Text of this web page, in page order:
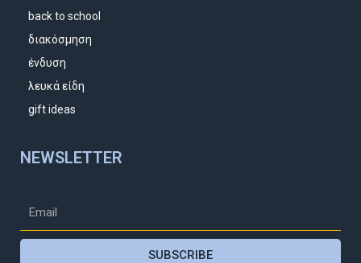
back to school
διακόσμηση
ένδυση
λευκά είδη
gift ideas
NEWSLETTER
SUBSCRIBE